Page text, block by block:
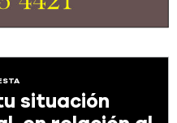
situación